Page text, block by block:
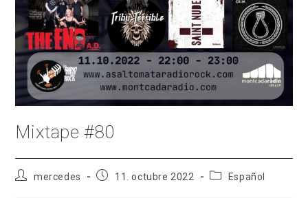
Mixtape #80
Autormercedes
Publicación
11. octubre 2022
Categoría
Español